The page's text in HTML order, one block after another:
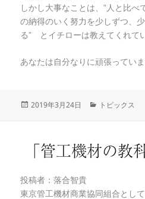
しかし大事なことは、”人と比べ
の納得のいく努力を少しずつ、
る” とイチローは教えてくれて
あなたは自分なりに頑張ってい
投
2019年3月24日
カ
ー
トピックス
「管工機材の
投稿者：落合智貴
東京管工機材商業協同組合とし